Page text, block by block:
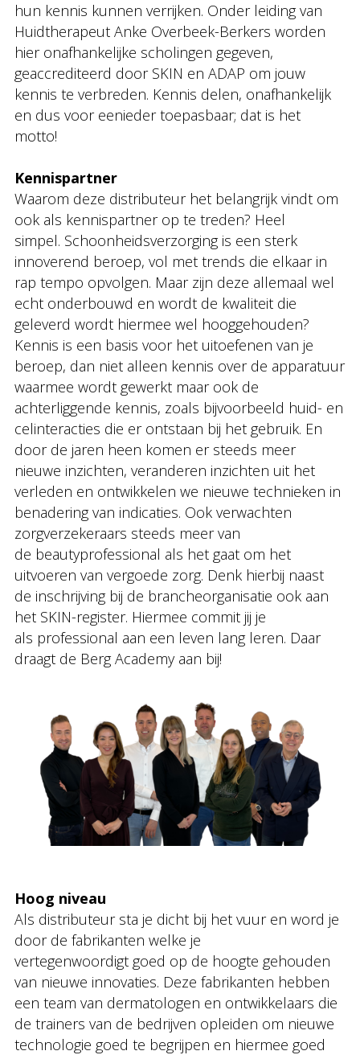
hun kennis kunnen verrijken. Onder leiding van
Huidtherapeut Anke Overbeek-Berkers worden
hier onafhankelijke scholingen gegeven,
geaccrediteerd door SKIN en ADAP om jouw
kennis te verbreden. Kennis delen, onafhankelijk
en dus voor eenieder toepasbaar; dat is het
motto!
Kennispartner
Waarom deze distributeur het belangrijk vindt om
ook als kennispartner op te treden? Heel
simpel. Schoonheidsverzorging is een sterk
innoverend beroep, vol met trends die elkaar in
rap tempo opvolgen. Maar zijn deze allemaal wel
echt onderbouwd en wordt de kwaliteit die
geleverd wordt hiermee wel hooggehouden?
Kennis is een basis voor het uitoefenen van je
beroep, dan niet alleen kennis over de apparatuur
waarmee wordt gewerkt maar ook de
achterliggende kennis, zoals bijvoorbeeld huid- en
celinteracties die er ontstaan bij het gebruik. En
door de jaren heen komen er steeds meer
nieuwe inzichten, veranderen inzichten uit het
verleden en ontwikkelen we nieuwe technieken in
benadering van indicaties. Ook verwachten
zorgverzekeraars steeds meer van
de beautyprofessional als het gaat om het
uitvoeren van vergoede zorg. Denk hierbij naast
de inschrijving bij de brancheorganisatie ook aan
het SKIN-register. Hiermee commit jij je
als professional aan een leven lang leren. Daar
draagt de Berg Academy aan bij!
Hoog niveau
Als distributeur sta je dicht bij het vuur en word je
door de fabrikanten welke je
vertegenwoordigt goed op de hoogte gehouden
van nieuwe innovaties. Deze fabrikanten hebben
een team van dermatologen en ontwikkelaars die
de trainers van de bedrijven opleiden om nieuwe
technologie goed te begrijpen en hiermee goed